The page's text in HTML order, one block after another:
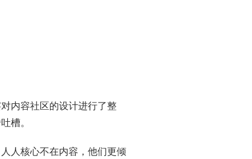
内容社区的设计进行了整
槽。
人核心不在内容，他们更倾